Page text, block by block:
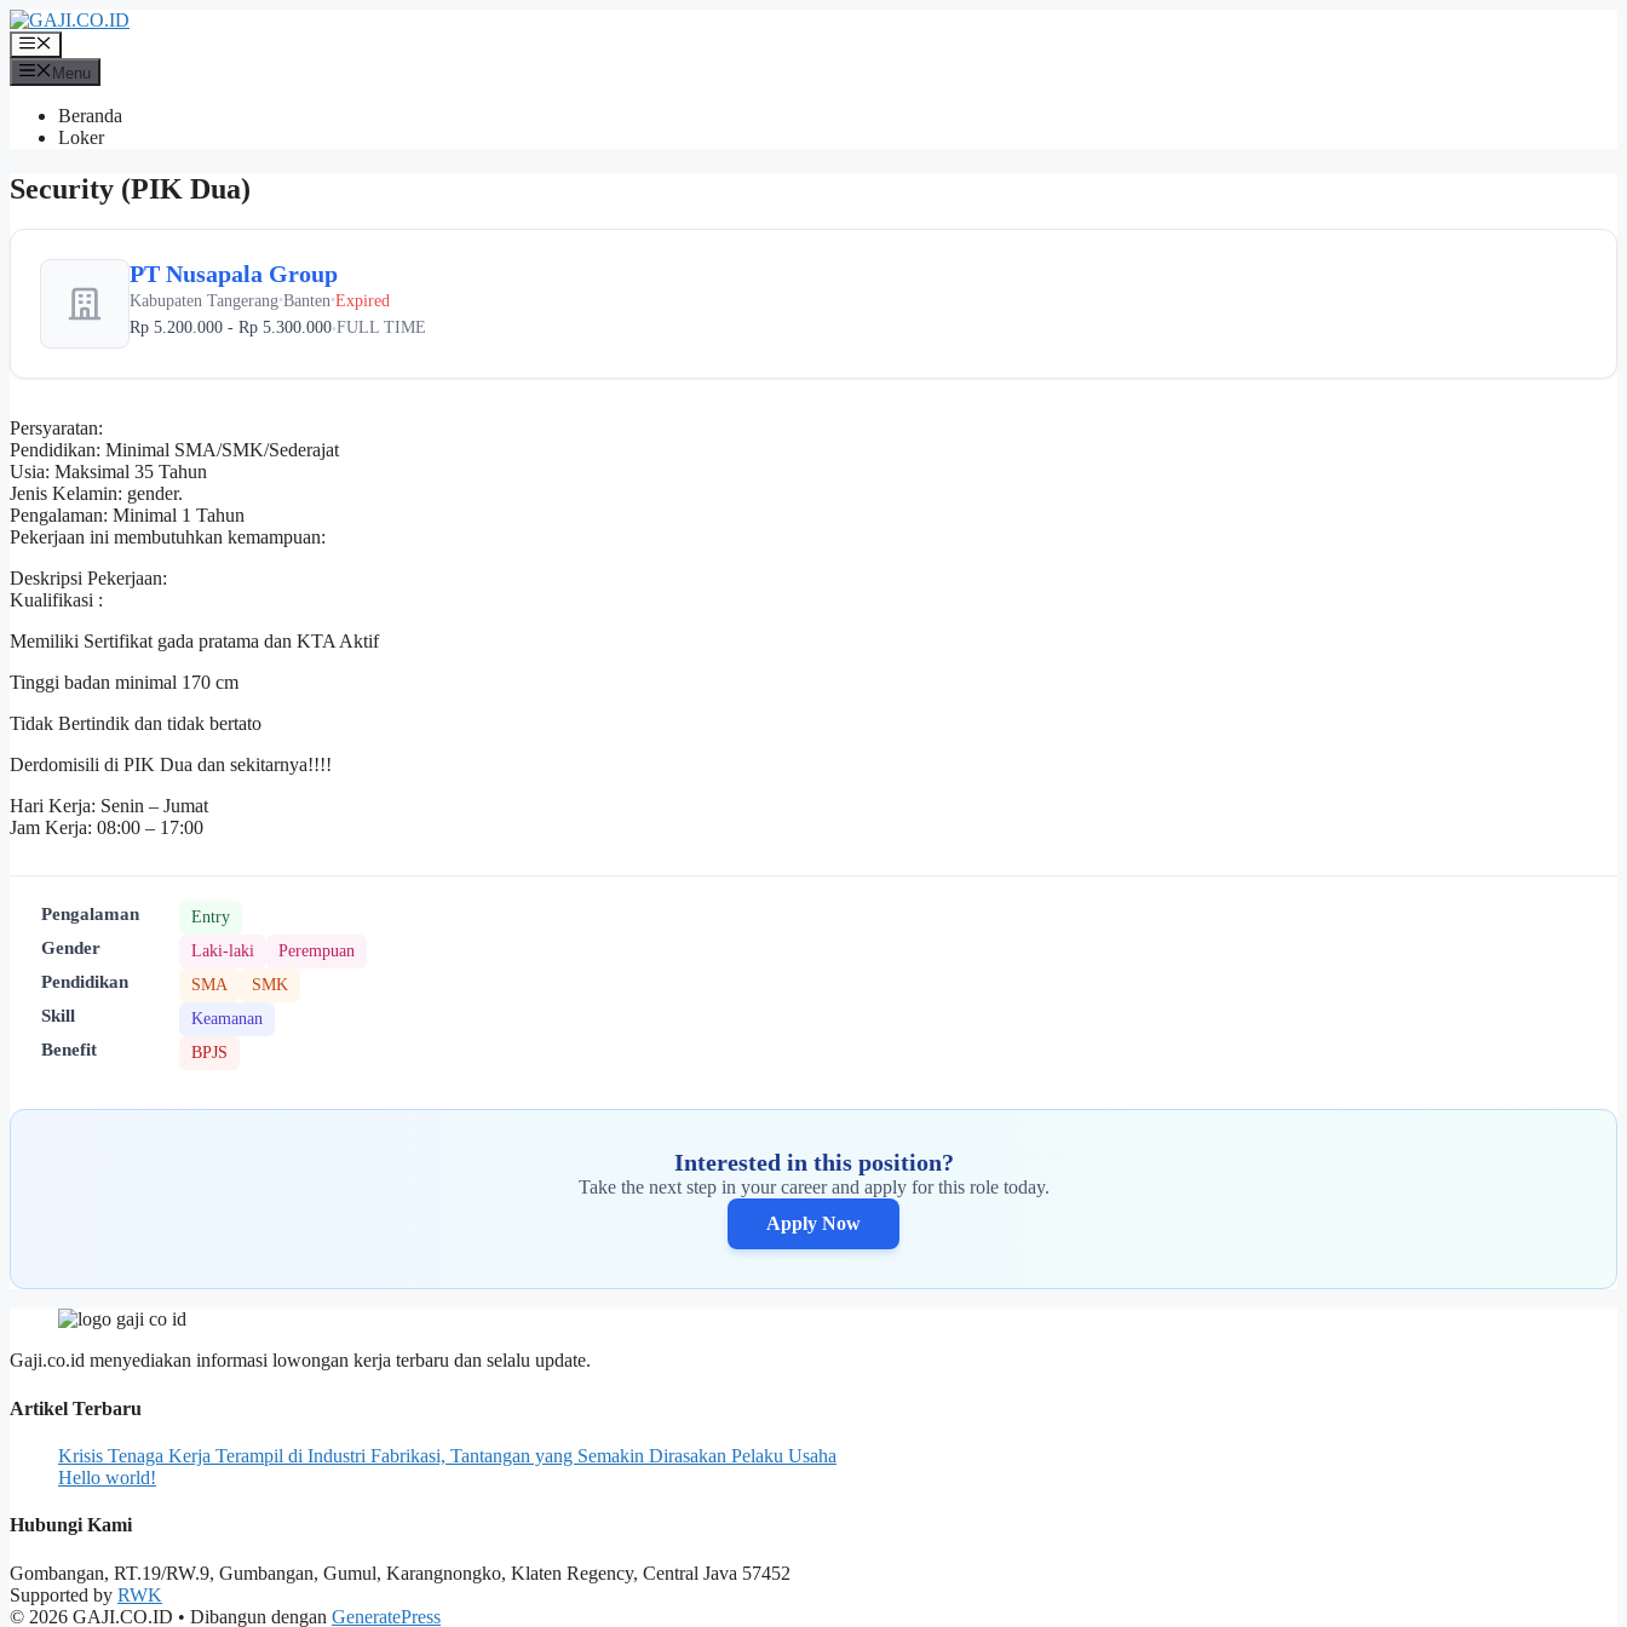
Langsung
ke
isi
Menu
Menu
Beranda
Loker
Security (PIK Dua)
PT Nusapala Group
Kabupaten Tangerang•Banten•Expired
Rp 5.200.000 - Rp 5.300.000•FULL TIME
Persyaratan:
Pendidikan: Minimal SMA/SMK/Sederajat
Usia: Maksimal 35 Tahun
Jenis Kelamin: gender.
Pengalaman: Minimal 1 Tahun
Pekerjaan ini membutuhkan kemampuan:
Deskripsi Pekerjaan:
Kualifikasi :
Memiliki Sertifikat gada pratama dan KTA Aktif
Tinggi badan minimal 170 cm
Tidak Bertindik dan tidak bertato
Derdomisili di PIK Dua dan sekitarnya!!!!
Hari Kerja: Senin – Jumat
Jam Kerja: 08:00 – 17:00
Pengalaman Entry
Gender Laki-laki Perempuan
Pendidikan SMA SMK
Skill Keamanan
Benefit BPJS
Interested in this position?
Take the next step in your career and apply for this role today.
Apply Now
Gaji.co.id menyediakan informasi lowongan kerja terbaru dan selalu update.
Artikel Terbaru
Krisis Tenaga Kerja Terampil di Industri Fabrikasi, Tantangan yang Semakin Dirasakan Pelaku Usaha
Hello world!
Hubungi Kami
Gombangan, RT.19/RW.9, Gumbangan, Gumul, Karangnongko, Klaten Regency, Central Java 57452
Supported by RWK
© 2026 GAJI.CO.ID • Dibangun dengan GeneratePress